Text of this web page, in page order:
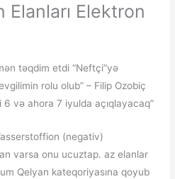
Elektron
təqdim etdi “Neftçi”yə
rolu olub” – Filip Ozobiç
6 və ahora 7 iyulda açıqlayacaq”
(negativ)
varsa onu ucuztap. az elanlar
Qelyan kateqoriyasına qoyub